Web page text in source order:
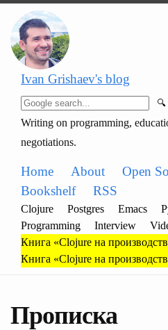
Ivan Grishaev's blog
🔍
Writing on programming,
negotiations.
Home About
Open
Bookshelf
RSS
Clojure Postgres Emacs
Programming
Interview
Книга «Clojure на
Книга «Clojure на
Прописка